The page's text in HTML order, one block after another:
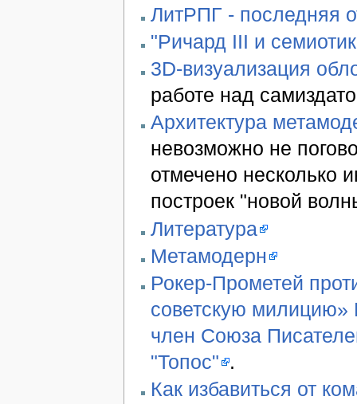
ЛитРПГ - последняя
"Ричард III и
3D-визуализация
работе над
Архитектура
невозможно не
отмечено несколько
построек "новой
Литература
Метамодерн
Рокер-Прометей
советскую
член Союза
"Топос" .
Как избавиться от